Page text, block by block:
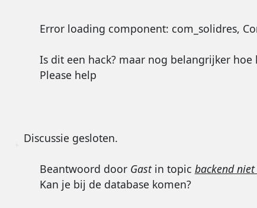
Error loading component: com_solidres,
Is dit een hack? maar nog belangrijker hoe
Please help
Discussie gesloten.
Beantwoord door Gastin topic backend
Kan je bij de database komen?